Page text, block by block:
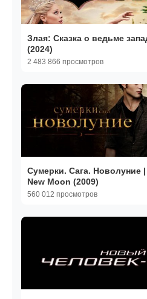
Злая: Сказка о ведьме
(2024)
2 483 866 просмотров
Сумерки. Сага. Новолуние
New Moon (2009)
560 012 просмотров